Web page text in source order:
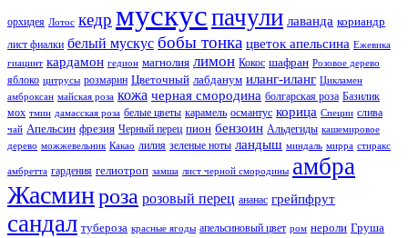
орхидея Лотос кедр мускуспачули лаванда кориандр
лист фиалки белый мускус бобы тонка цветок апельсина Ежевика
гиацинт кардамон гедион магнолия лимон Кокос шафран Розовое дерево
яблоко цитрусы розмарин Цветочный лабданум иланг-иланг Цикламен
амброксан майская роза кожа черная смородина болгарская роза Базилик
мох тмин дамасская роза белые цветы карамель османтус корица Специи слива
чай Апельсин фрезия Черный перец пион бензоин Альдегиды кашемировое
дерево можжевельник Какао лилия зеленые ноты ландыш миндаль мирра стиракс
амбретта гардения гелиотроп замша лист черной смородины амбра
Жасминроза розовый перец ананас грейпфрут
сандал тубероза красные ягоды апельсиновый цвет ром нероли Груша